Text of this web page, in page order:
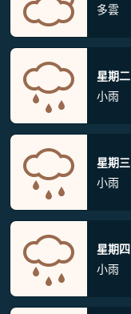
多雲
星期二
小雨
星期三
小雨
星期四
小雨